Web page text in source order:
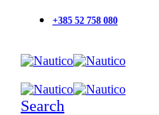
+385 52 758 080
Search